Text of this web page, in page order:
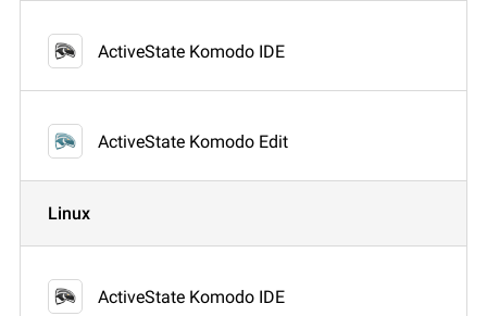
ActiveState Komodo IDE
ActiveState Komodo Edit
Linux
ActiveState Komodo IDE